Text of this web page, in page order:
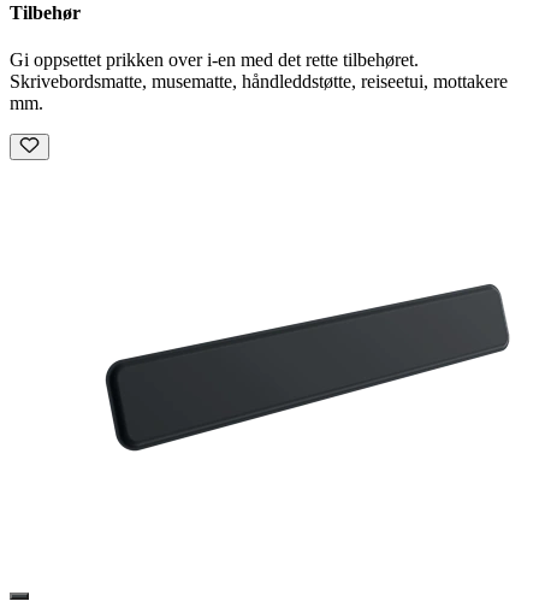
Tilbehør
Gi oppsettet prikken over i-en med det rette tilbehøret.
Skrivebordsmatte, musematte, håndleddstøtte, reiseetui, mottakere
mm.